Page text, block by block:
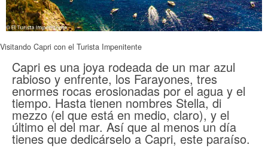
Visitando Capri con el Turista Impenitente
Capri es una joya rodeada de un mar azul
rabioso y enfrente, los Farayones, tres
enormes rocas erosionadas por el agua y el
tiempo. Hasta tienen nombres Stella, di
mezzo (el que está en medio, claro), y el
último el del mar. Así que al menos un día
tienes que dedicárselo a Capri, este paraíso.